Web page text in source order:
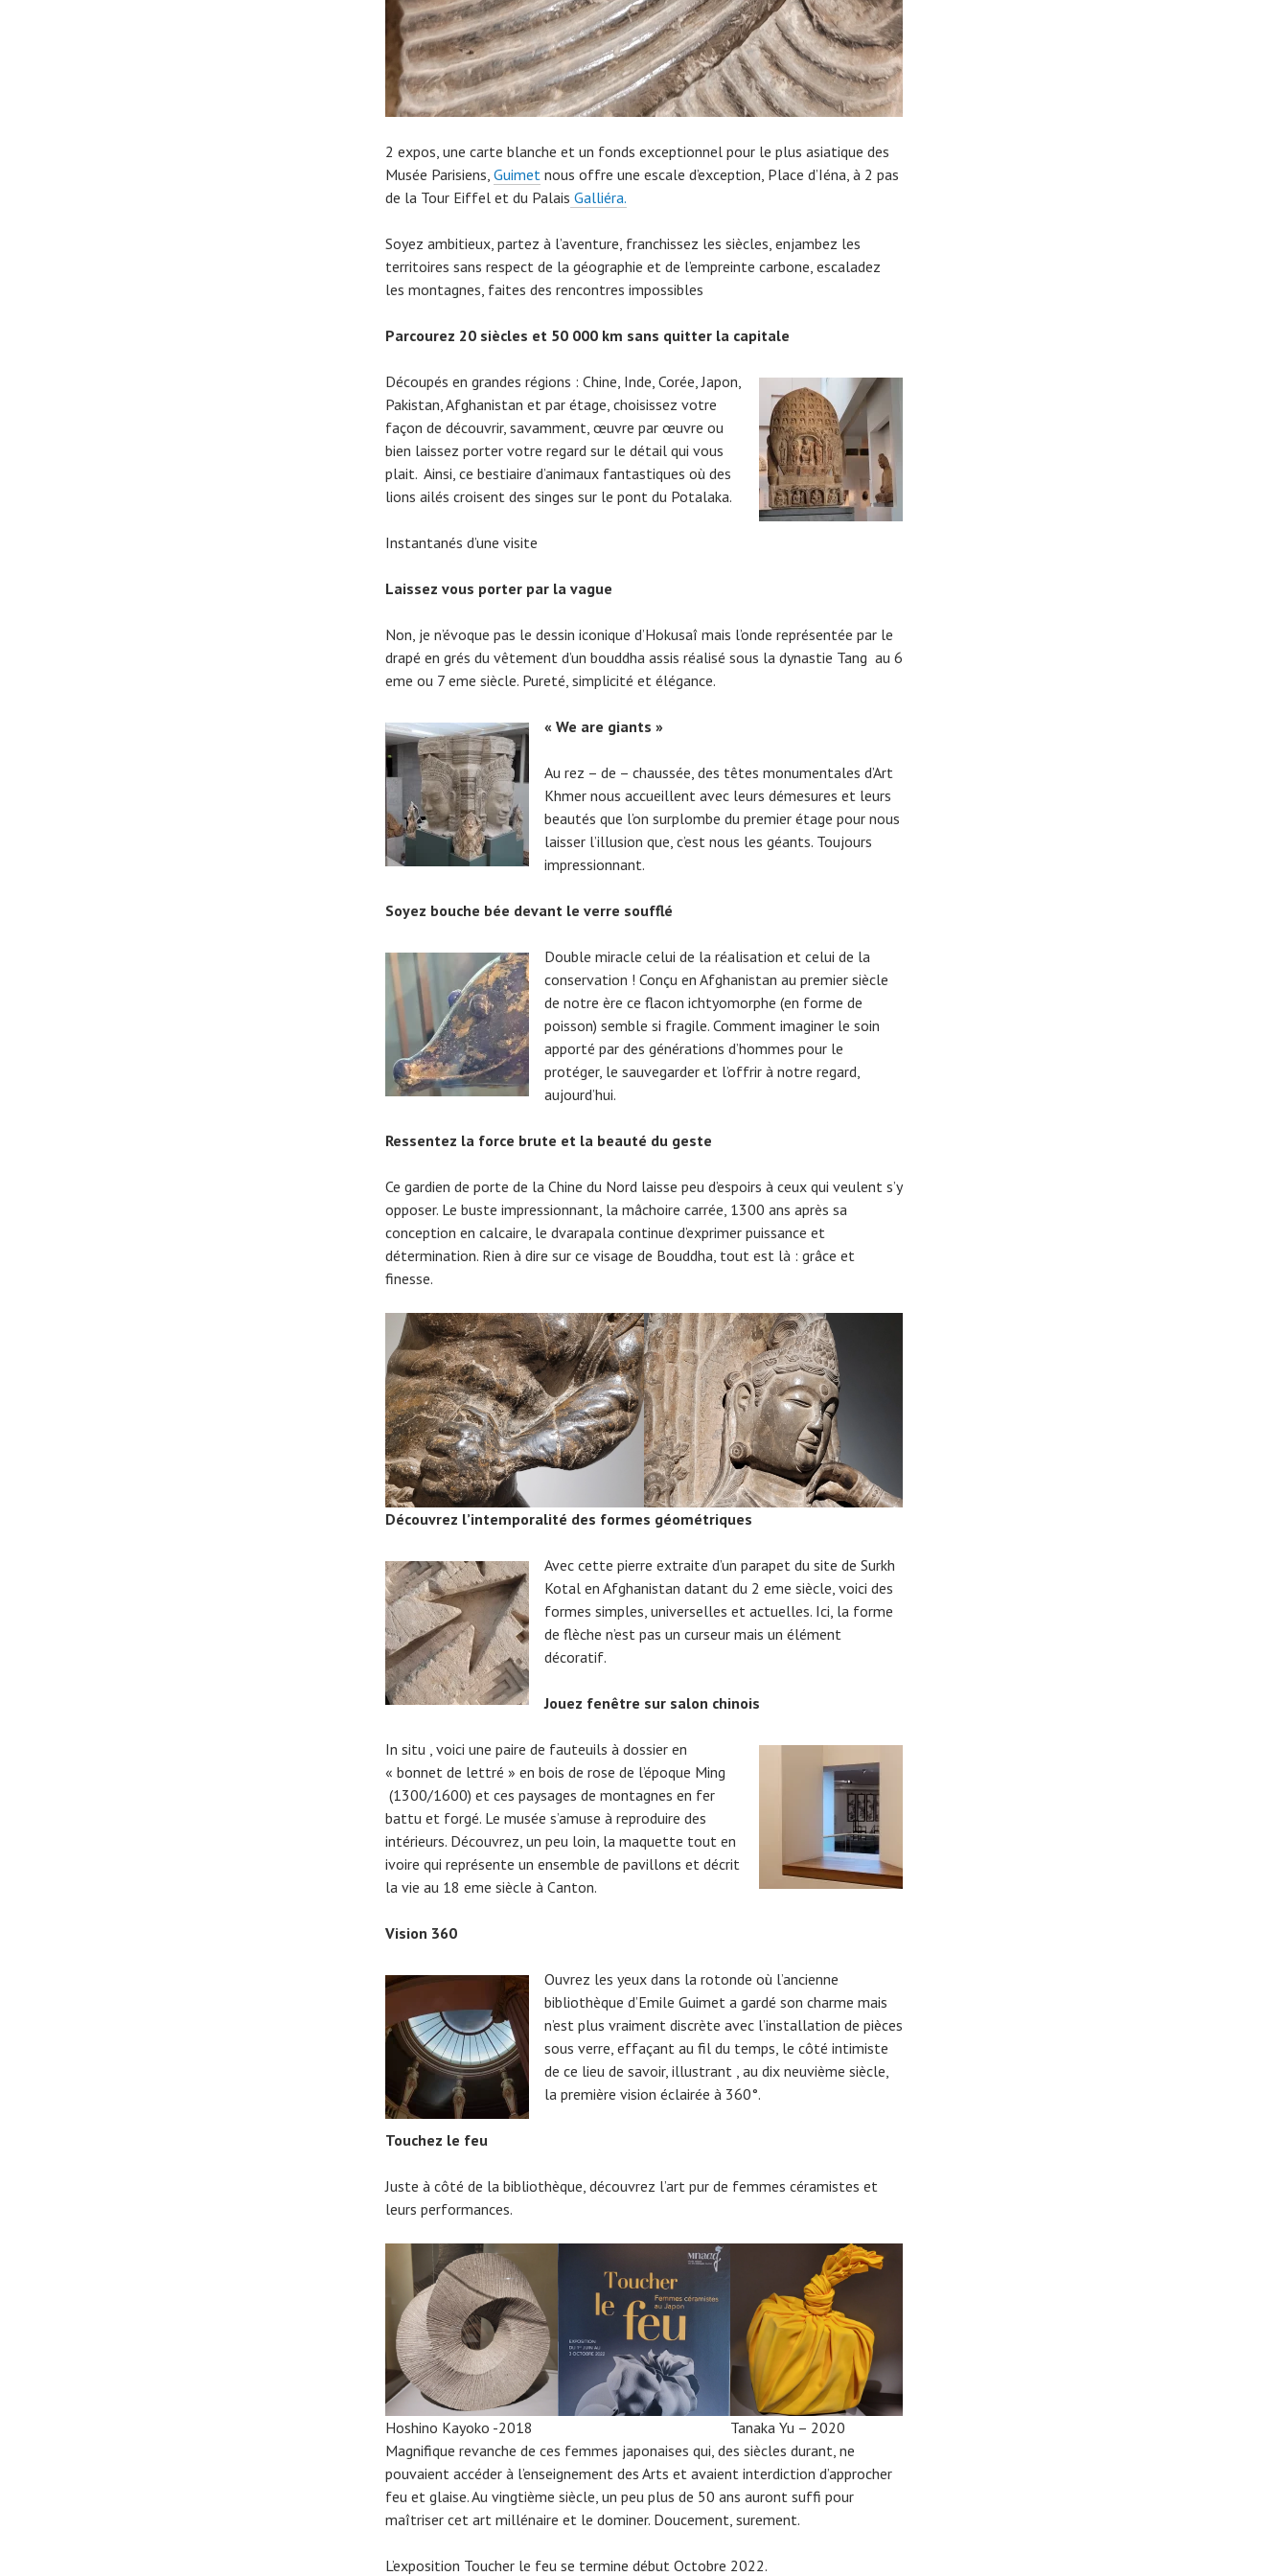
2 expos, une carte blanche et un fonds exceptionnel pour le plus asiatique des
Musée Parisiens, Guimet nous offre une escale d’exception, Place d’Iéna, à 2 pas
de la Tour Eiffel et du Palais Galliéra.
Soyez ambitieux, partez à l’aventure, franchissez les siècles, enjambez les
territoires sans respect de la géographie et de l’empreinte carbone, escaladez
les montagnes, faites des rencontres impossibles
Parcourez 20 siècles et 50 000 km sans quitter la capitale
Découpés en grandes régions : Chine, Inde, Corée, Japon,
Pakistan, Afghanistan et par étage, choisissez votre
façon de découvrir, savamment, œuvre par œuvre ou
bien laissez porter votre regard sur le détail qui vous
plait. Ainsi, ce bestiaire d’animaux fantastiques où des
lions ailés croisent des singes sur le pont du Potalaka.
Instantanés d’une visite
Laissez vous porter par la vague
Non, je n’évoque pas le dessin iconique d’Hokusaî mais l’onde représentée par le
drapé en grés du vêtement d’un bouddha assis réalisé sous la dynastie Tang au 6
eme ou 7 eme siècle. Pureté, simplicité et élégance.
« We are giants »
Au rez – de – chaussée, des têtes monumentales d’Art
Khmer nous accueillent avec leurs démesures et leurs
beautés que l’on surplombe du premier étage pour nous
laisser l’illusion que, c’est nous les géants. Toujours
impressionnant.
Soyez bouche bée devant le verre soufflé
Double miracle celui de la réalisation et celui de la
conservation ! Conçu en Afghanistan au premier siècle
de notre ère ce flacon ichtyomorphe (en forme de
poisson) semble si fragile. Comment imaginer le soin
apporté par des générations d’hommes pour le
protéger, le sauvegarder et l’offrir à notre regard,
aujourd’hui.
Ressentez la force brute et la beauté du geste
Ce gardien de porte de la Chine du Nord laisse peu d’espoirs à ceux qui veulent s’y
opposer. Le buste impressionnant, la mâchoire carrée, 1300 ans après sa
conception en calcaire, le dvarapala continue d’exprimer puissance et
détermination. Rien à dire sur ce visage de Bouddha, tout est là : grâce et
finesse.
Découvrez l’intemporalité des formes géométriques
Avec cette pierre extraite d’un parapet du site de Surkh
Kotal en Afghanistan datant du 2 eme siècle, voici des
formes simples, universelles et actuelles. Ici, la forme
de flèche n’est pas un curseur mais un élément
décoratif.
Jouez fenêtre sur salon chinois
In situ , voici une paire de fauteuils à dossier en
« bonnet de lettré » en bois de rose de l’époque Ming
(1300/1600) et ces paysages de montagnes en fer
battu et forgé. Le musée s’amuse à reproduire des
intérieurs. Découvrez, un peu loin, la maquette tout en
ivoire qui représente un ensemble de pavillons et décrit
la vie au 18 eme siècle à Canton.
Vision 360
Ouvrez les yeux dans la rotonde où l’ancienne
bibliothèque d’Emile Guimet a gardé son charme mais
n’est plus vraiment discrète avec l’installation de pièces
sous verre, effaçant au fil du temps, le côté intimiste
de ce lieu de savoir, illustrant , au dix neuvième siècle,
la première vision éclairée à 360°.
Touchez le feu
Juste à côté de la bibliothèque, découvrez l’art pur de femmes céramistes et
leurs performances.
Hoshino Kayoko -2018
Tanaka Yu – 2020
Magnifique revanche de ces femmes japonaises qui, des siècles durant, ne
pouvaient accéder à l’enseignement des Arts et avaient interdiction d’approcher
feu et glaise. Au vingtième siècle, un peu plus de 50 ans auront suffi pour
maîtriser cet art millénaire et le dominer. Doucement, surement.
L’exposition Toucher le feu se termine début Octobre 2022.